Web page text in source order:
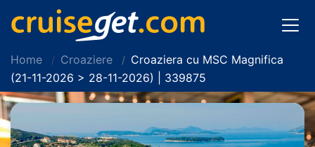
Home Croaziere
Croaziera cu MSC Magnifica
(21-11-2026 > 28-11-2026) | 339875